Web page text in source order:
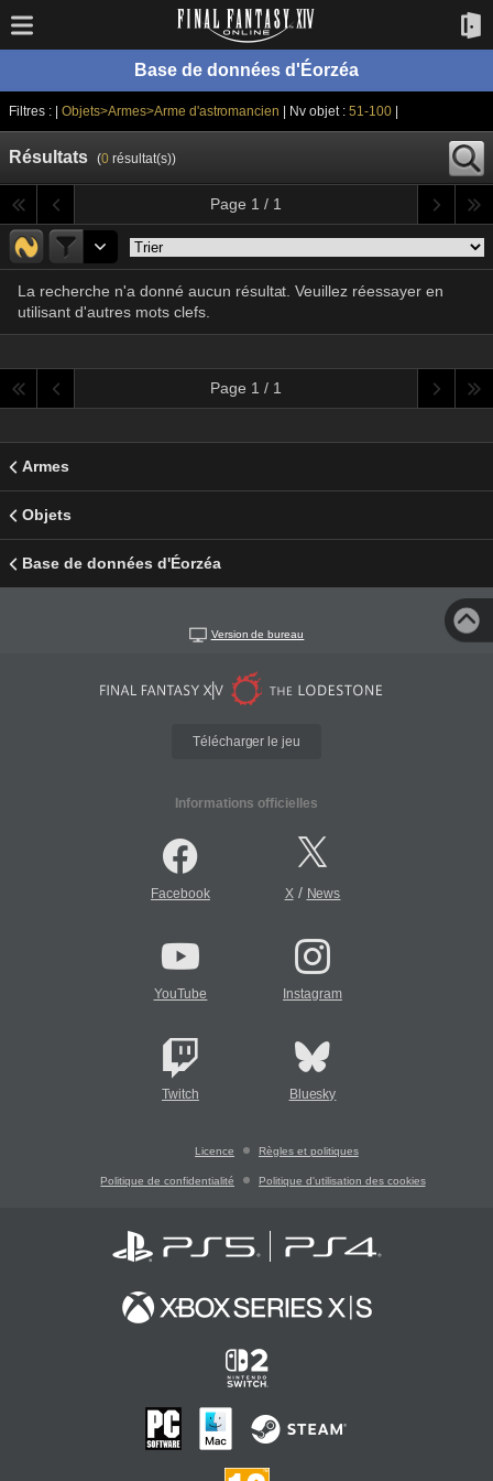
Base de données d'Éorzéa
Filtres : | Objets>Armes>Arme d'astromancien | Nv objet :51-100
Résultats (0résultat(s))
Page 1 / 1
La recherche n'a donné aucun résultat. Veuillez réessayer en
utilisant d'autres mots clefs.
Page 1 / 1
Armes
Objets
Base de données d'Éorzéa
Version de bureau
Télécharger le jeu
Informations officielles
Facebook X/ News
YouTube Instagram
Twitch Bluesky
Licence Règles et politiques
Politique de confidentialité Politique d'utilisation des cookies